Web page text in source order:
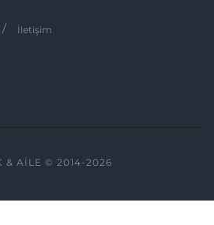
İletişim
& AILE © 2014-2026